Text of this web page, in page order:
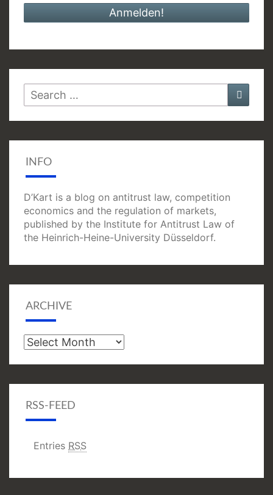
Search
for:
INFO
D’Kart is a blog on antitrust law, competition
economics and the regulation of markets,
published by the Institute for Antitrust Law of
the Heinrich-Heine-University Düsseldorf.
ARCHIVE
Archive
RSS-FEED
Entries RSS